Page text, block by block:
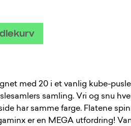
med 20 i et vanlig kube-
samling. Vri og snu
har samme farge. Flatene
er en MEGA utfordring!